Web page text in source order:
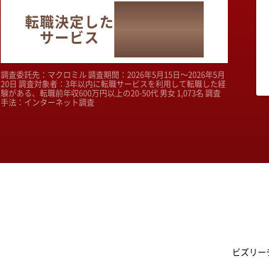
転職決定した
サービス No.1
調査委託先：マクロミル 調査期間：2026年5月15日～2026年5月
20日 調査対象者：3年以内に転職サービスを利用して転職した経
験がある、転職前年収600万円以上の20-50代 男女 1,073名 調査
手法：インターネット調査
ビズリ